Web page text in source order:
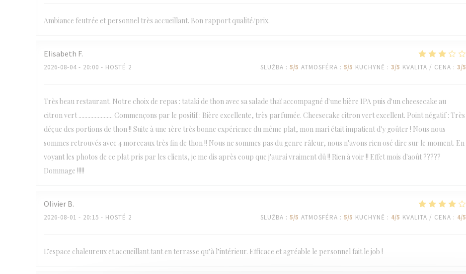
Ambiance feutrée et personnel très accueillant. Bon rapport qualité/prix.
Elisabeth F
2026-08-04 - 20:00 - HOSTÉ 2 SLUŽBA : 5/5 ATMOSFÉRA : 5/5 KUCHYNĚ : 3/5 KVALITA / CENA : 3/5
Très beau restaurant. Notre choix de repas : tataki de thon avec sa salade thaï accompagné d'une bière IPA puis d'un cheesecake au
citron vert ....................... Commençons par le positif : Bière excellente, très parfumée. Cheesecake citron vert excellent. Point négatif : Très
déçue des portions de thon !! Suite à une 1ère très bonne expérience du même plat, mon mari était impatient d'y goûter ! Nous nous
sommes retrouvés avec 4 morceaux très fin de thon !! Nous ne sommes pas du genre râleur, nous n'avons rien osé dire sur le moment. En
voyant les photos de ce plat pris par les clients, je me dis après coup que j'aurai vraiment dû !! Rien à voir !! Effet mois d'août ?????
Dommage !!!!!
Olivier B
2026-08-01 - 20:15 - HOSTÉ 2 SLUŽBA : 5/5 ATMOSFÉRA : 5/5 KUCHYNĚ : 4/5 KVALITA / CENA : 4/5
L’espace chaleureux et accueillant tant en terrasse qu’à l’intérieur. Efficace et agréable le personnel fait le job !